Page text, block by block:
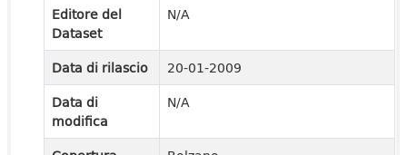
Editore del
Dataset
N/A
Data di rilascio
20-01-2009
Data di
modifica
N/A